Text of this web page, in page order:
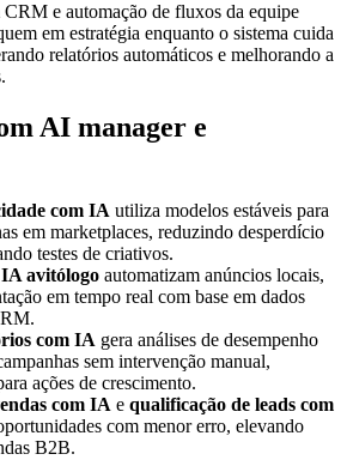
e automação de fluxos da equipe
em estratégia enquanto o sistema cuida
relatórios automáticos e melhorando a
AI manager e
com IA utiliza modelos estáveis para
em marketplaces, reduzindo desperdício
testes de criativos.
IA avitólogo automatizam anúncios locais,
em tempo real com base em dados
com IA gera análises de desempenho
sem intervenção manual,
ações de crescimento.
com IA e qualificação de leads com
com menor erro, elevando
B2B.